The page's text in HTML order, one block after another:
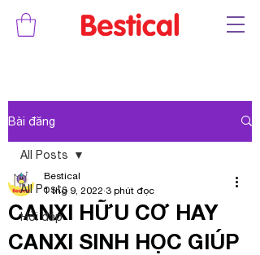
Bài đăng
All Posts
Hỏi đáp
All Posts
CANXI HỮU CƠ HAY
CANXI SINH HỌC GIÚP
Bestical
1 thg 9, 2022 3 phút đọc